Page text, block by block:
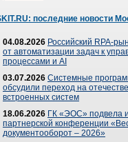
последние новости
04.08.2026 Российский RPA-
от автоматизации задач к
процессами и AI
03.07.2026 Системные
обсудили переход на
встроенных систем
18.06.2026 ГК «ЭОС» подвела
партнерской конференции
документооборот – 2026»